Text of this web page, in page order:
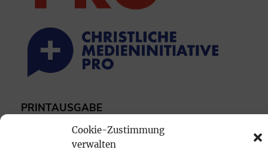
Cookie-Zustimmung
verwalten
PRINTAUSGABE
Mediadaten